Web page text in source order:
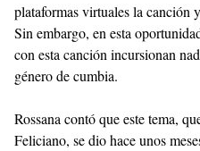
plataformas virtuales la canción
Sin embargo, en esta
con esta canción incursionan
género de cumbia.
Rossana contó que este tema,
Feliciano, se dio hace unos